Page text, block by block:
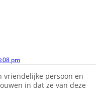
pm
vriendelijke persoon en
in dat ze van deze